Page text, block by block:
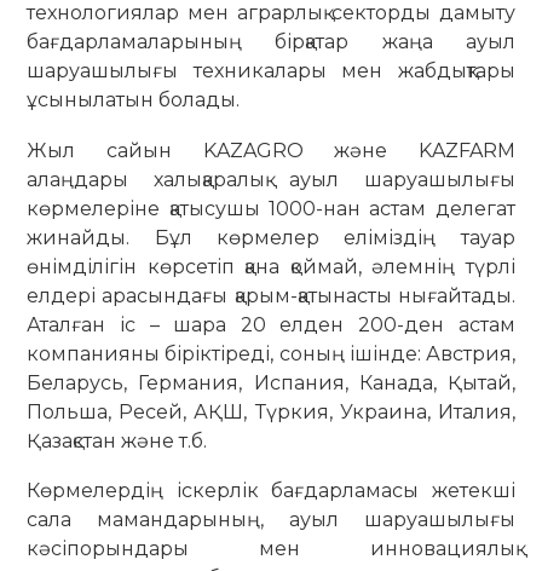
технологиялар мен аграрлық секторды дамыту
бағдарламаларының бірқатар жаңа ауыл
шаруашылығы техникалары мен жабдықтары
ұсынылатын болады.
Жыл сайын KAZAGRO және KAZFARM
алаңдары халықаралық ауыл шаруашылығы
көрмелеріне қатысушы 1000-нан астам делегат
жинайды. Бұл көрмелер еліміздің тауар
өнімділігін көрсетіп қана қоймай, әлемнің түрлі
елдері арасындағы қарым-қатынасты нығайтады.
Аталған іс – шара 20 елден 200-ден астам
компанияны біріктіреді, соның ішінде: Австрия,
Беларусь, Германия, Испания, Канада, Қытай,
Польша, Ресей, АҚШ, Түркия, Украина, Италия,
Қазақстан және т.б.
Көрмелердің іскерлік бағдарламасы жетекші
сала мамандарының, ауыл шаруашылығы
кәсіпорындары мен инновациялық